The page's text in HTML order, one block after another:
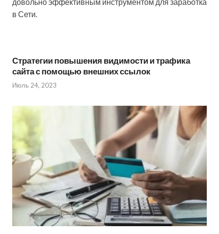
в Сети.
Стратегии повышения видимости и трафика
сайта с помощью внешних ссылок
Июль 24, 2023